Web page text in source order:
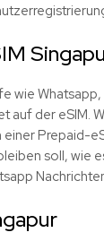
wie
auf der eSIM.
einer Prepaid-
soll, wie